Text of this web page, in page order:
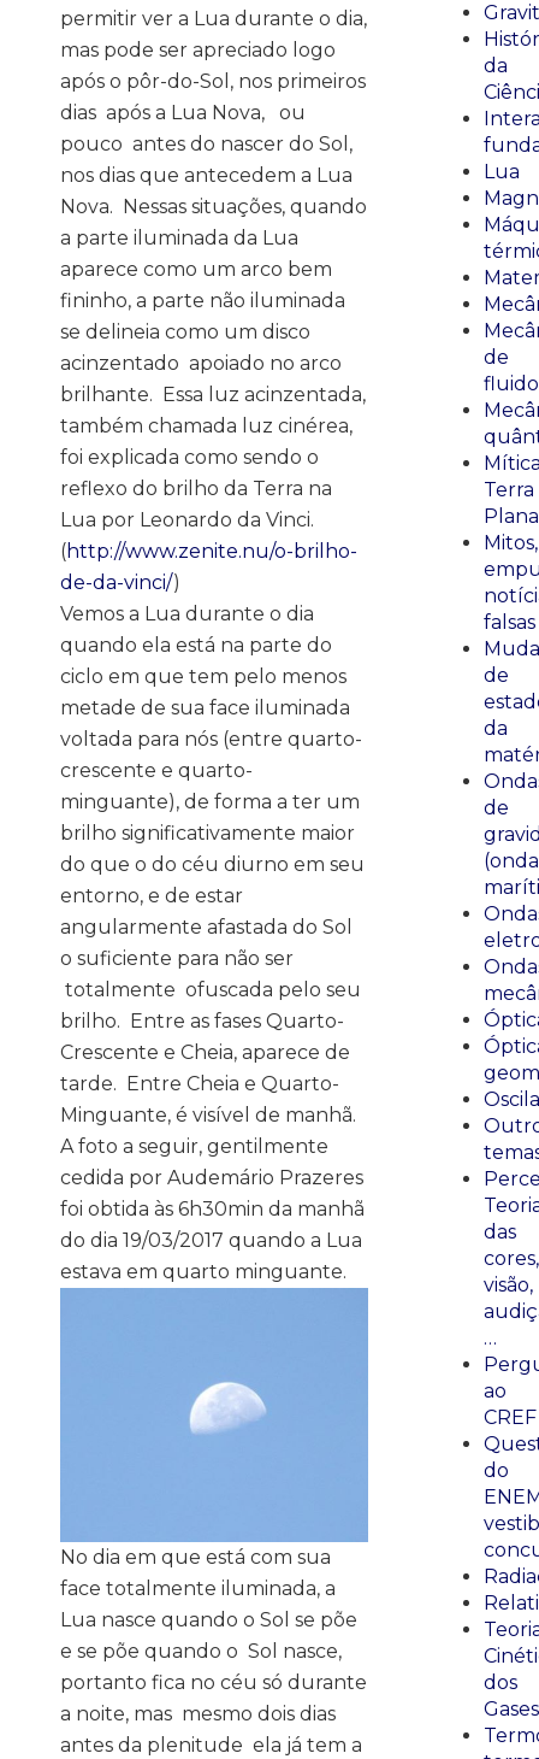
permitir ver a Lua durante o dia,
mas pode ser apreciado logo
após o pôr-do-Sol, nos primeiros
dias após a Lua Nova,
ou
pouco antes do nascer do Sol,
nos dias que antecedem a Lua
Nova. Nessas situações, quando
a parte iluminada da Lua
aparece como um arco bem
fininho, a parte não iluminada
se delineia como um disco
acinzentado apoiado no arco
brilhante. Essa luz acinzentada,
também chamada luz cinérea,
foi explicada como sendo o
reflexo do brilho da Terra na
Lua por Leonardo da Vinci.
(http://www.zenite.nu/o-brilho-
de-da-vinci/)
Vemos a Lua durante o dia
quando ela está na parte do
ciclo em que tem pelo menos
metade de sua face iluminada
voltada para nós (entre quarto-
crescente e quarto-
minguante), de forma a ter um
brilho significativamente maior
do que o do céu diurno em seu
entorno, e de estar
angularmente afastada do Sol
o suficiente para não ser
totalmente ofuscada pelo seu
brilho. Entre as fases Quarto-
Crescente e Cheia, aparece de
tarde. Entre Cheia e Quarto-
Minguante, é visível de manhã.
A foto a seguir, gentilmente
cedida por Audemário Prazeres
foi obtida às 6h30min da manhã
do dia 19/03/2017 quando a Lua
estava em quarto minguante.
No dia em que está com sua
face totalmente iluminada, a
Lua nasce quando o Sol se põe
e se põe quando o Sol nasce,
portanto fica no céu só durante
a noite, mas mesmo dois dias
antes da plenitude ela já tem a
da
Lua
de
Terra
Plana
Mitos,
falsas
de
da
de
das
cores,
visão,
…
ao
CREF
do
dos
Gases